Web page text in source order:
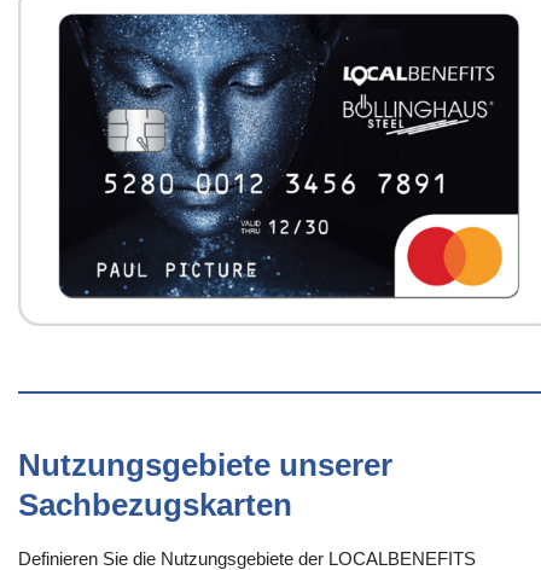
Nutzungsgebiete unserer
Sachbezugskarten
Definieren Sie die Nutzungsgebiete der LOCALBENEFITS